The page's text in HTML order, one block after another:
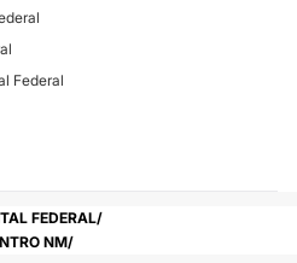
mecánica con
facial como corporal. Ideal
manchas causadas
Federal
FEDERAL
NM